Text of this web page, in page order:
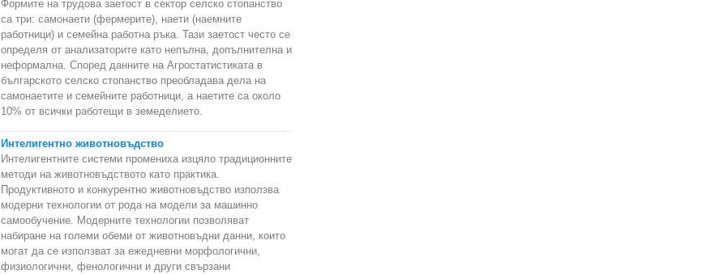
Формите на трудова заетост в сектор селско стопанство
са три: самонаети (фермерите), наети (наемните
работници) и семейна работна ръка. Тази заетост често се
определя от анализаторите като непълна, допълнителна и
неформална. Според данните на Агростатистиката в
българското селско стопанство преобладава дела на
самонаетите и семейните работници, а наетите са около
10% от всички работещи в земеделието.
Интелигентно животновъдство
Интелигентните системи промениха изцяло традиционните
методи на животновъдството като практика.
Продуктивното и конкурентно животновъдство използва
модерни технологии от рода на модели за машинно
самообучение. Модерните технологии позволяват
набиране на големи обеми от животновъдни данни, които
могат да се използват за ежедневни морфологични,
физиологични, фенологични и други свързани